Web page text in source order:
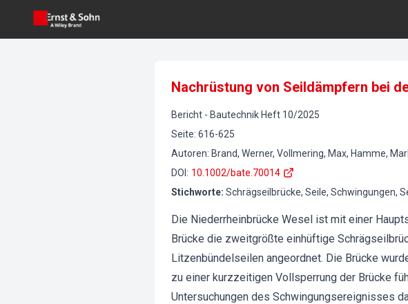
Nachrüstung von Seildämpfern bei
Bericht - Bautechnik Heft 10/2025
Seite: 616-625
Autoren: Brand, Werner, Vollmering, Max, Hamme,
DOI : 10.1002/bate.70014
Stichworte: Schrägseilbrücke, Seile, Schwingungen,
Die Niederrheinbrücke Wesel ist mit einer
Brücke die zweitgrößte einhüftige
Litzenbündelseilen angeordnet. Die Brücke
zu einer kurzzeitigen Vollsperrung der Brücke
Untersuchungen des Schwingungsereignisses